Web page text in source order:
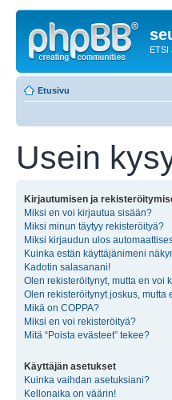
ETSI
Etusivu
Usein
Kirjautumisen ja
Miksi en voi kirjautua sisään?
Miksi minun täytyy rekisteröityä?
Miksi kirjaudun ulos
Kuinka estän käyttäjänimeni
Kadotin salasanani!
Olen rekisteröitynyt, mutta en voi
Olen rekisteröitynyt joskus,
Mikä on COPPA?
Miksi en voi rekisteröityä?
Mitä “Poista evästeet” tekee?
Käyttäjän asetukset
Kuinka vaihdan asetuksiani?
Kellonaika on väärin!